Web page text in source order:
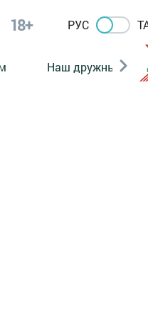
18+ РУС
Наш дружный